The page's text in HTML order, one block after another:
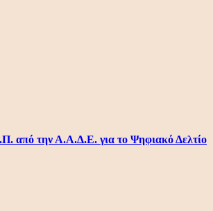
από την Α.Α.Δ.Ε. για το Ψηφιακό Δελτίο